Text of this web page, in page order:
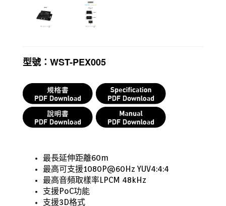
型號：WST-PEX005
最長延伸距離60m
最高可支援1080P@60Hz YUV4:4:4
最高音頻取樣率LPCM 48kHz
支援PoC功能
支援3D格式